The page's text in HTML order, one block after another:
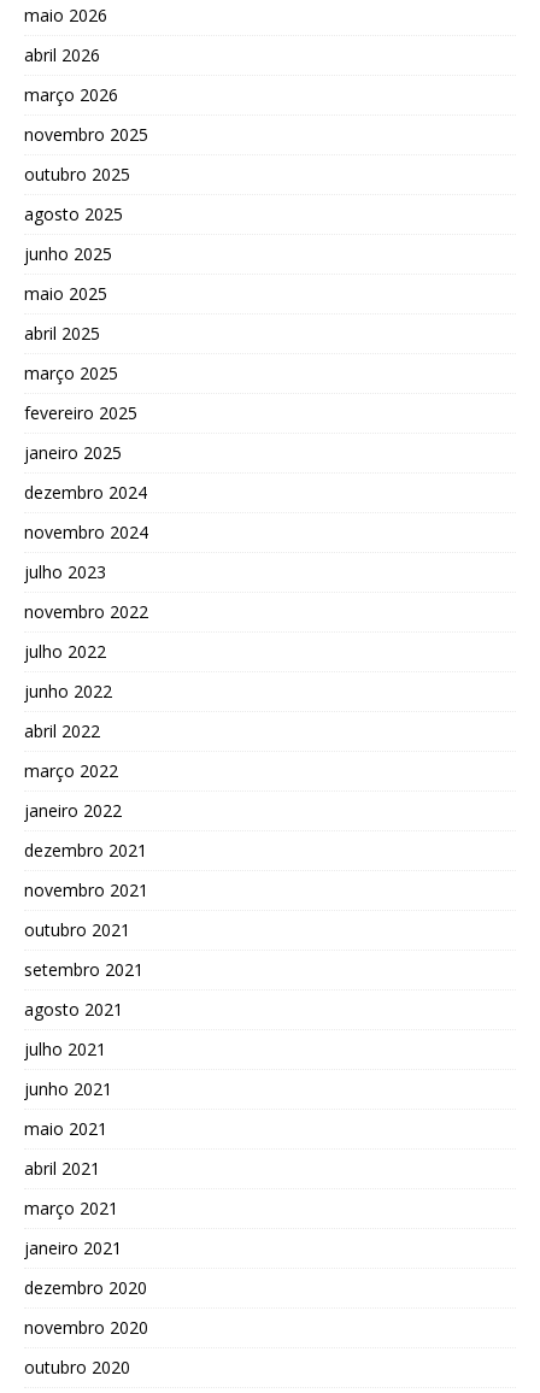
maio 2026
abril 2026
março 2026
novembro 2025
outubro 2025
agosto 2025
junho 2025
maio 2025
abril 2025
março 2025
fevereiro 2025
janeiro 2025
dezembro 2024
novembro 2024
julho 2023
novembro 2022
julho 2022
junho 2022
abril 2022
março 2022
janeiro 2022
dezembro 2021
novembro 2021
outubro 2021
setembro 2021
agosto 2021
julho 2021
junho 2021
maio 2021
abril 2021
março 2021
janeiro 2021
dezembro 2020
novembro 2020
outubro 2020